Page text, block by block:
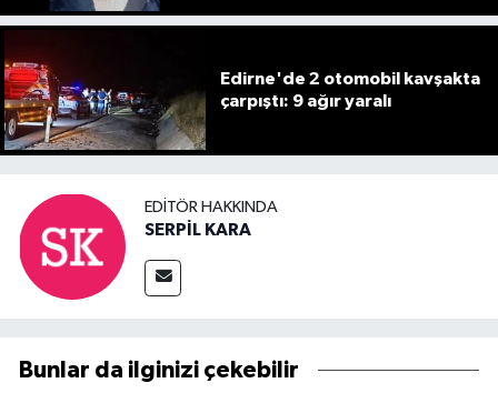
Edirne'de 2 otomobil kavşakta
çarpıştı: 9 ağır yaralı
EDITÖR HAKKINDA
SERPİL KARA
Bunlar da ilginizi çekebilir